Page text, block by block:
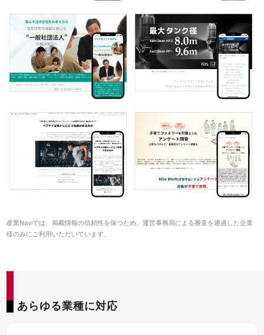
55SEO DX
産業Naviでは、掲載情報の信頼性を保つため、運営事務局による審査を通過した企業
様のみにご利用いただいています。
あらゆる業種に対応